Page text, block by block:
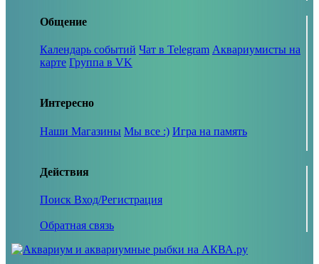
Общение
Календарь событий Чат в Telegram Аквариумисты на
карте Группа в VK
Интересно
Наши Магазины Мы все :) Игра на память
Действия
Поиск Вход/Регистрация
Обратная связь